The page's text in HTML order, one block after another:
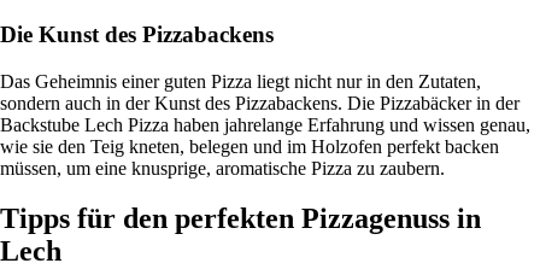
Die Kunst des Pizzabackens
Das Geheimnis einer guten Pizza liegt nicht nur in den Zutaten,
sondern auch in der Kunst des Pizzabackens. Die Pizzabäcker in der
Backstube Lech Pizza haben jahrelange Erfahrung und wissen genau,
wie sie den Teig kneten, belegen und im Holzofen perfekt backen
müssen, um eine knusprige, aromatische Pizza zu zaubern.
Tipps für den perfekten Pizzagenuss in
Lech